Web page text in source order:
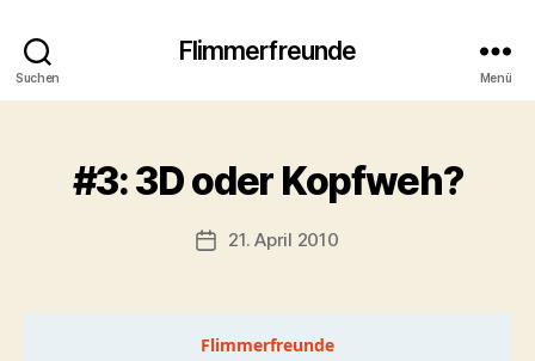
Suchen
Flimmerfreunde
Menü
#3: 3D oder Kopfweh?
Beitragsdatum
21. April 2010